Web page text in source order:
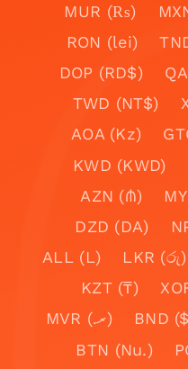
MUR (₨)
RON (lei)
DOP (RD$)
TWD (NT$)
AOA (Kz)
KWD (KWD)
AZN (₼)
DZD (DA)
ALL (L)
LKR (රු)
KZT (₸)
MVR (.ރ)
BND
BTN (Nu.)